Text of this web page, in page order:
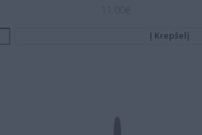
Į Krepšelį